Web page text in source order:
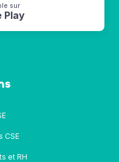
sur
Play
et RH
CSE